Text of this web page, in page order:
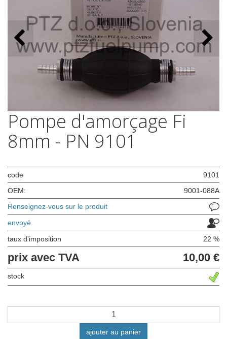
Pompe d'amorçage Fi
8mm - PN 9101
code
9101
OEM:
9001-088A
Renseignez-vous sur le produit
envoyé
taux d’imposition 22 %
prix avec TVA 10,00 €
stock
ajouter au panier